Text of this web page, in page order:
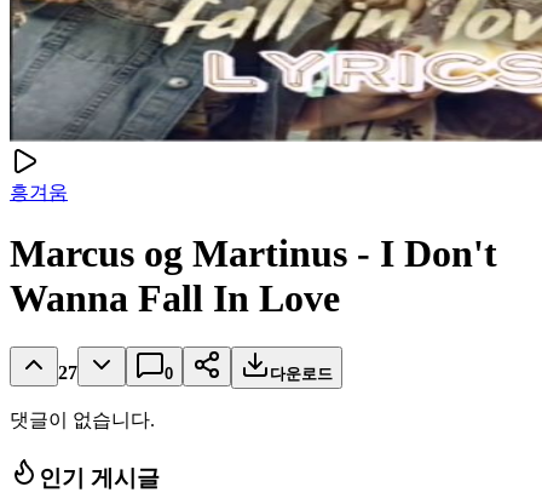
흥겨움
Marcus og Martinus - I Don't
Wanna Fall In Love
27 0 다운로드
댓글이 없습니다.
인기 게시글